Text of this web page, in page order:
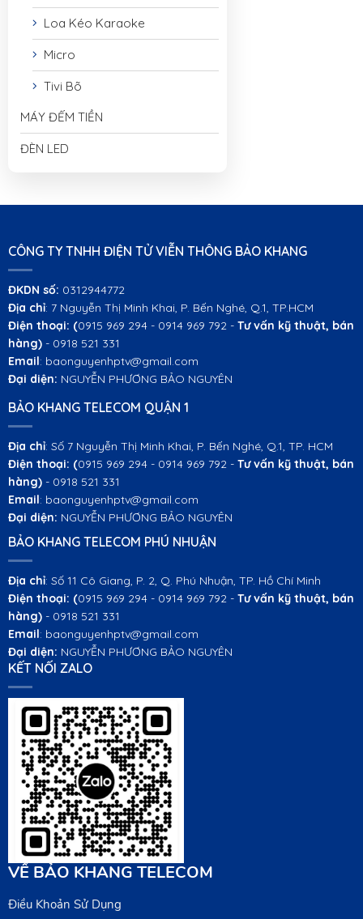
Loa Kéo Karaoke
Micro
Tivi Bõ
MÁY ĐẾM TIỀN
ĐÈN LED
CÔNG TY TNHH ĐIỆN TỬ VIỄN THÔNG BẢO KHANG
ĐKDN số: 0312944772
Địa chỉ: 7 Nguyễn Thị Minh Khai, P. Bến Nghé, Q.1, TP.HCM
Điện thoại: (0915 969 294 - 0914 969 792 - Tư vấn kỹ thuật, bán
hàng) - 0918 521 331
Email: baonguyenhptv@gmail.com
Đại diện: NGUYỄN PHƯƠNG BẢO NGUYÊN
BẢO KHANG TELECOM QUẬN 1
Địa chỉ: Số 7 Nguyễn Thị Minh Khai, P. Bến Nghé, Q.1, TP. HCM
Điện thoại: (0915 969 294 - 0914 969 792 - Tư vấn kỹ thuật, bán
hàng) - 0918 521 331
Email: baonguyenhptv@gmail.com
Đại diện: NGUYỄN PHƯƠNG BẢO NGUYÊN
BẢO KHANG TELECOM PHÚ NHUẬN
Địa chỉ: Số 11 Cô Giang, P. 2, Q. Phú Nhuận, TP. Hồ Chí Minh
Điện thoại: (0915 969 294 - 0914 969 792 - Tư vấn kỹ thuật, bán
hàng) - 0918 521 331
Email: baonguyenhptv@gmail.com
Đại diện: NGUYỄN PHƯƠNG BẢO NGUYÊN
KẾT NỐI ZALO
VỀ BẢO KHANG TELECOM
Điều Khoản Sử Dụng